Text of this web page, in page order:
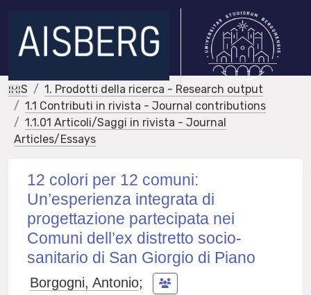
IRIS
1. Prodotti della ricerca - Research output
1.1 Contributi in rivista - Journal contributions
1.1.01 Articoli/Saggi in rivista - Journal
Articles/Essays
12 colori per 12 comuni:
Un’esperienza integrata di
progettazione partecipata nei
Comuni dell’ex distretto socio-
sanitario di San Giorgio di Piano
Borgogni, Antonio;